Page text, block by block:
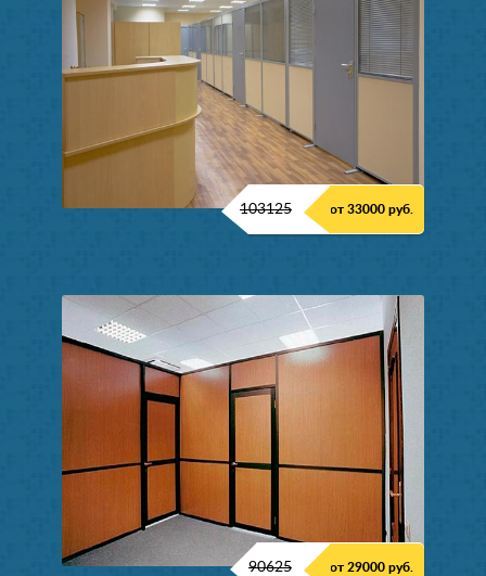
103125 от 33000 руб.
90625 от 29000 руб.